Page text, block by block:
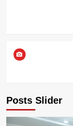
Posts Slider